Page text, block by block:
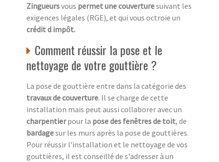
Zingueursvous permet une couverturesuivant les
exigences légales (RGE), et qui vous octroie un
crédit d impôt.
Comment réussir la pose et le
nettoyage de votre gouttière ?
La pose de gouttière entre dans la catégorie des
travaux de couverture. Il se charge de cette
installation mais peut aussi collaborer avec un
charpentierpour la pose des fenêtres de toit, de
bardagesur les murs après la pose de gouttières.
Pour réussir l'installation et le nettoyage de vos
gouttières, il est conseillé de s'adresser à un